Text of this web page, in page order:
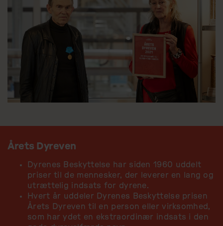
Årets Dyreven
Dyrenes Beskyttelse har siden 1960 uddelt
priser til de mennesker, der leverer en lang og
utrættelig indsats for dyrene.
Hvert år uddeler Dyrenes Beskyttelse prisen
Årets Dyreven til en person eller virksomhed,
som har ydet en ekstraordinær indsats i den